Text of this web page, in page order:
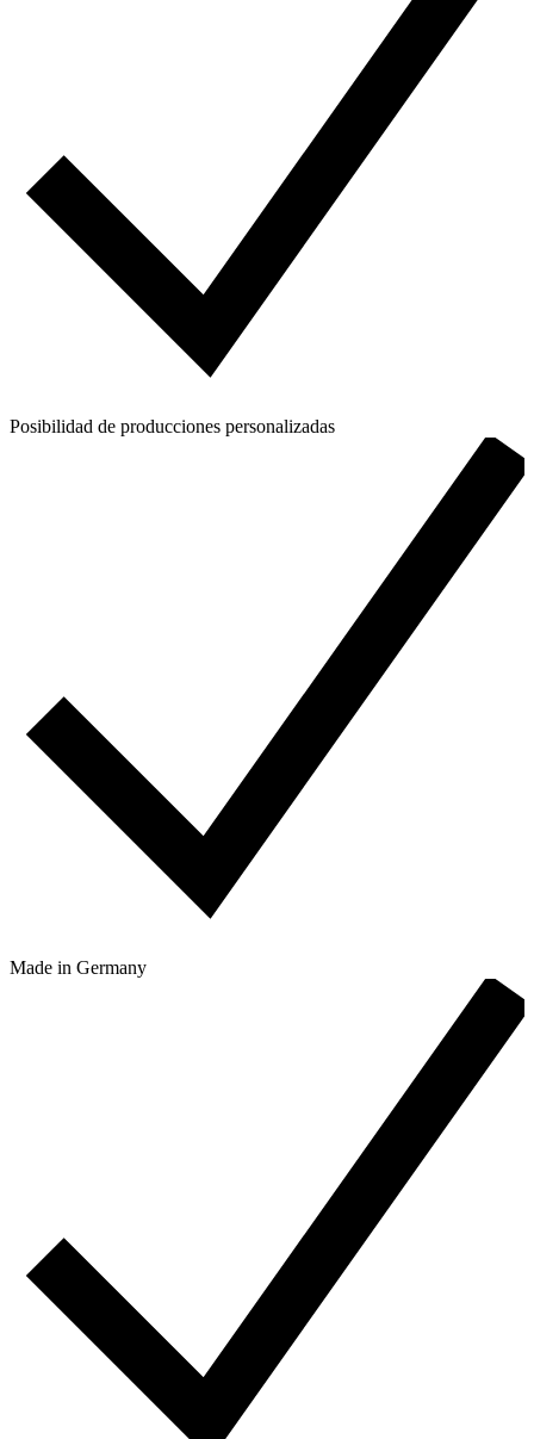
Posibilidad de producciones personalizadas
Made in Germany